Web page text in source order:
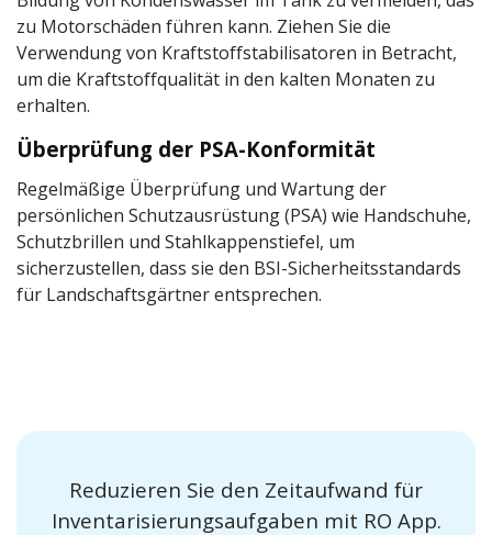
zu Motorschäden führen kann. Ziehen Sie die
Verwendung von Kraftstoffstabilisatoren in Betracht,
um die Kraftstoffqualität in den kalten Monaten zu
erhalten.
Überprüfung der PSA-Konformität
Regelmäßige Überprüfung und Wartung der
persönlichen Schutzausrüstung (PSA) wie Handschuhe,
Schutzbrillen und Stahlkappenstiefel, um
sicherzustellen, dass sie den BSI-Sicherheitsstandards
für Landschaftsgärtner entsprechen.
Reduzieren Sie den Zeitaufwand für
Inventarisierungsaufgaben mit RO App.